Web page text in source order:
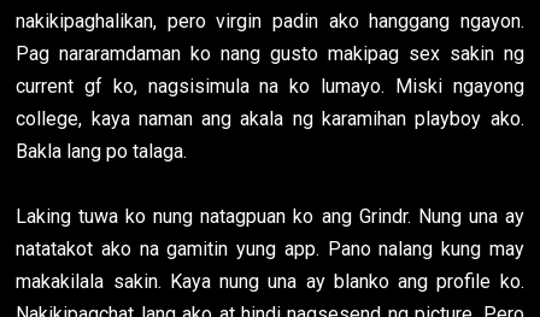
nakikipaghalikan, pero virgin padin ako hanggang ngayon.
Pag nararamdaman ko nang gusto makipag sex sakin ng
current gf ko, nagsisimula na ko lumayo. Miski ngayong
college, kaya naman ang akala ng karamihan playboy ako.
Bakla lang po talaga.
Laking tuwa ko nung natagpuan ko ang Grindr. Nung una ay
natatakot ako na gamitin yung app. Pano nalang kung may
makakilala sakin. Kaya nung una ay blanko ang profile ko.